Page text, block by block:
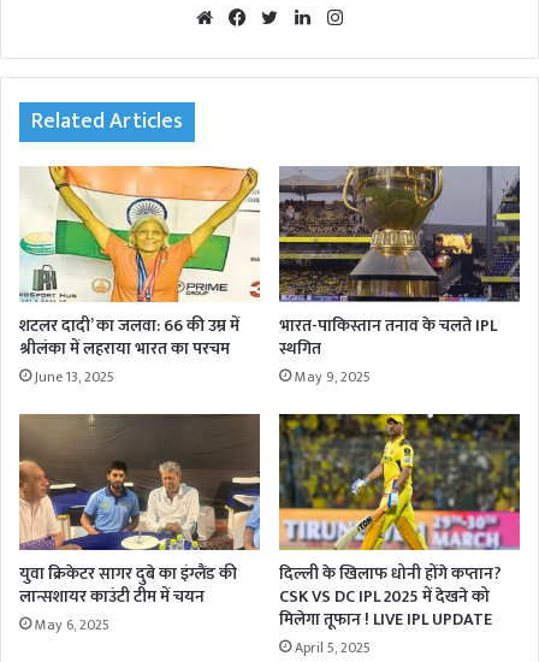
We
te
Fac
oo
Twi
r
Lin
In am
Related Articles
शटलर दादी’ का जलवा: 66 की उम्र में
श्रीलंका में लहराया भारत का परचम
June 13, 2025
भारत-पाकिस्तान तनाव के चलते IPL
स्थगित
May 9, 2025
युवा क्रिकेटर सागर दुबे का इंग्लैंड की
लान्सशायर काउंटी टीम में चयन
May 6, 2025
दिल्ली के खिलाफ धोनी होंगे कप्तान?
CSK VS DC IPL 2025 में देखने को
मिलेगा तूफान ! LIVE IPL UPDATE
April 5, 2025